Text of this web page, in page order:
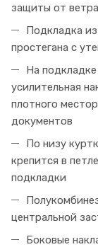
защиты от ветра
Подкладка
простегана с
На
усилительная
плотного
документов
По низу
крепится в
подкладки
центральной
Боковые